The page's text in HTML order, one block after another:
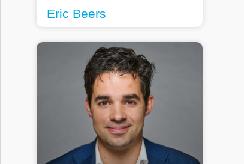
Eric Beers